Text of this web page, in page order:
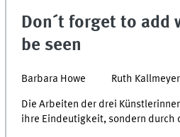
Don´t forget to add
be seen
Barbara Howe Ruth
Die Arbeiten der drei
ihre Eindeutigkeit, sondern durch